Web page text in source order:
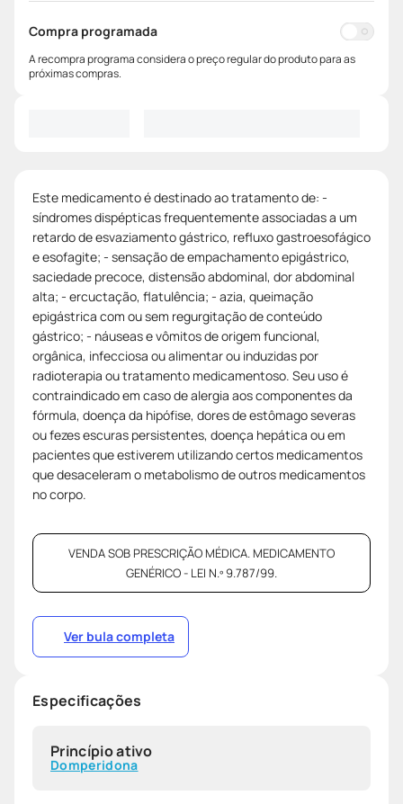
Compra programada
A recompra programa considera o preço regular do produto para as
próximas compras.
Este medicamento é destinado ao tratamento de: -
síndromes dispépticas frequentemente associadas a um
retardo de esvaziamento gástrico, refluxo gastroesofágico
e esofagite; - sensação de empachamento epigástrico,
saciedade precoce, distensão abdominal, dor abdominal
alta; - ercuctação, flatulência; - azia, queimação
epigástrica com ou sem regurgitação de conteúdo
gástrico; - náuseas e vômitos de origem funcional,
orgânica, infecciosa ou alimentar ou induzidas por
radioterapia ou tratamento medicamentoso. Seu uso é
contraindicado em caso de alergia aos componentes da
fórmula, doença da hipófise, dores de estômago severas
ou fezes escuras persistentes, doença hepática ou em
pacientes que estiverem utilizando certos medicamentos
que desaceleram o metabolismo de outros medicamentos
no corpo.
VENDA SOB PRESCRIÇÃO MÉDICA. MEDICAMENTO
GENÉRICO - LEI N.º 9.787/99.
Ver bula completa
Especificações
Princípio ativo
Domperidona